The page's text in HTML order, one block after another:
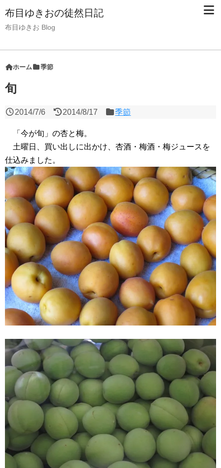
布目ゆきおの徒然日記
布目ゆきお Blog
ホーム 季節
旬
2014/7/6 2014/8/17 季節
「今が旬」の杏と梅。
土曜日、買い出しに出かけ、杏酒・梅酒・梅ジュースを
仕込みました。